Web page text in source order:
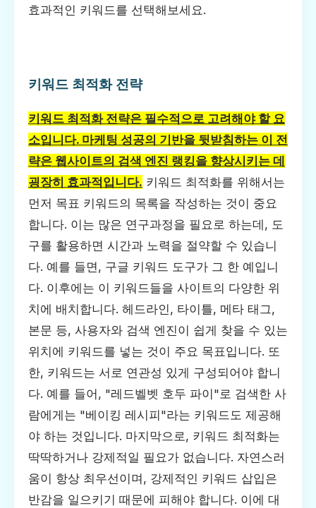
효과적인 키워드를 선택해보세요.
키워드 최적화 전략
키워드 최적화 전략은 필수적으로 고려해야 할 요
소입니다. 마케팅 성공의 기반을 뒷받침하는 이 전
략은 웹사이트의 검색 엔진 랭킹을 향상시키는 데
굉장히 효과적입니다. 키워드 최적화를 위해서는
먼저 목표 키워드의 목록을 작성하는 것이 중요
합니다. 이는 많은 연구과정을 필요로 하는데, 도
구를 활용하면 시간과 노력을 절약할 수 있습니
다. 예를 들면, 구글 키워드 도구가 그 한 예입니
다. 이후에는 이 키워드들을 사이트의 다양한 위
치에 배치합니다. 헤드라인, 타이틀, 메타 태그,
본문 등, 사용자와 검색 엔진이 쉽게 찾을 수 있는
위치에 키워드를 넣는 것이 주요 목표입니다. 또
한, 키워드는 서로 연관성 있게 구성되어야 합니
다. 예를 들어, "레드벨벳 호두 파이"로 검색한 사
람에게는 "베이킹 레시피"라는 키워드도 제공해
야 하는 것입니다. 마지막으로, 키워드 최적화는
딱딱하거나 강제적일 필요가 없습니다. 자연스러
움이 항상 최우선이며, 강제적인 키워드 삽입은
반감을 일으키기 때문에 피해야 합니다. 이에 대